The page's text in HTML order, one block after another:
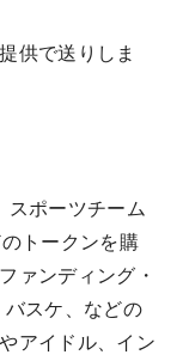
供で送りしま
スポーツチーム
トークンを購
ァンディング・
スケ、などの
アイドル、イン